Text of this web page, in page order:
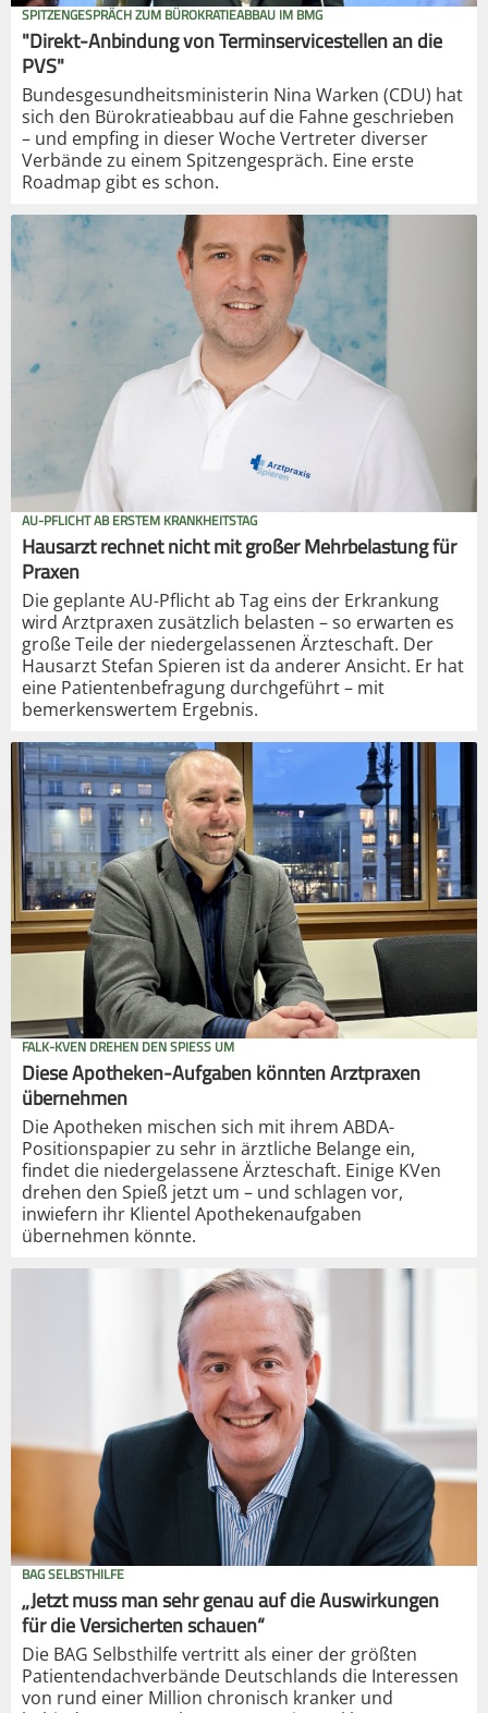
SPITZENGESPRÄCH ZUM BÜROKRATIEABBAU IM BMG
"Direkt-Anbindung von Terminservicestellen an die
PVS"
Bundesgesundheitsministerin Nina Warken (CDU) hat
sich den Bürokratieabbau auf die Fahne geschrieben
– und empfing in dieser Woche Vertreter diverser
Verbände zu einem Spitzengespräch. Eine erste
Roadmap gibt es schon.
AU-PFLICHT AB ERSTEM KRANKHEITSTAG
Hausarzt rechnet nicht mit großer Mehrbelastung für
Praxen
Die geplante AU-Pflicht ab Tag eins der Erkrankung
wird Arztpraxen zusätzlich belasten – so erwarten es
große Teile der niedergelassenen Ärzteschaft. Der
Hausarzt Stefan Spieren ist da anderer Ansicht. Er hat
eine Patientenbefragung durchgeführt – mit
bemerkenswertem Ergebnis.
FALK-KVEN DREHEN DEN SPIESS UM
Diese Apotheken-Aufgaben könnten Arztpraxen
übernehmen
Die Apotheken mischen sich mit ihrem ABDA-
Positionspapier zu sehr in ärztliche Belange ein,
findet die niedergelassene Ärzteschaft. Einige KVen
drehen den Spieß jetzt um – und schlagen vor,
inwiefern ihr Klientel Apothekenaufgaben
übernehmen könnte.
BAG SELBSTHILFE
„Jetzt muss man sehr genau auf die Auswirkungen
für die Versicherten schauen“
Die BAG Selbsthilfe vertritt als einer der größten
Patientendachverbände Deutschlands die Interessen
von rund einer Million chronisch kranker und